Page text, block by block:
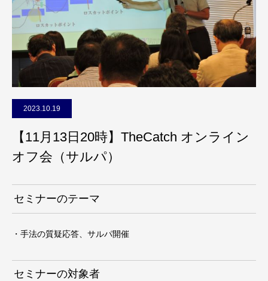
2023.10.19
【11月13日20時】TheCatch オンライン
オフ会（サルパ）
セミナーのテーマ
・手法の質疑応答、サルパ開催
セミナーの対象者